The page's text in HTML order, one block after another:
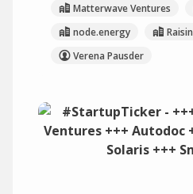
Matterwave Ventures
node.energy
Raisin
Verena Pausder